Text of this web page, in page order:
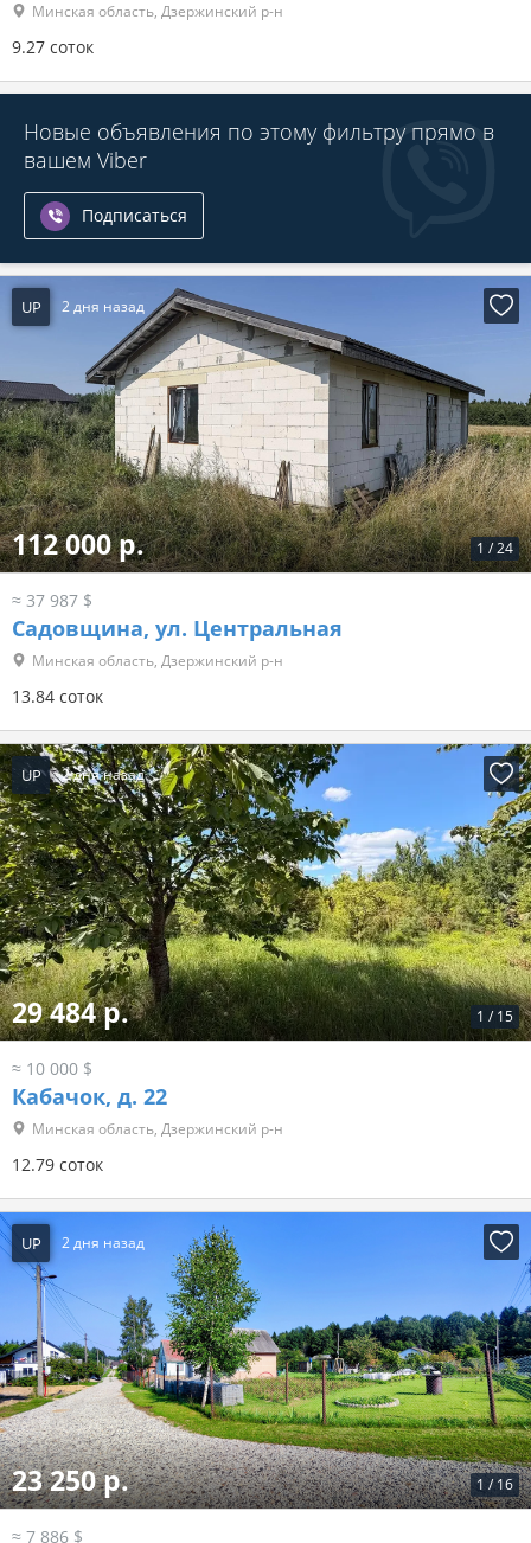
Минская область, Дзержинский р-н
9.27 соток
Новые объявления по этому фильтру прямо в
вашем Viber
Подписаться
UP 2 дня назад
1 /24
112 000 р.
≈ 37 987 $
Садовщина, ул. Центральная
Минская область, Дзержинский р-н
13.84 соток
UP 2 дня назад
1 / 15
29 484 р.
≈ 10 000 $
Кабачок, д. 22
Минская область, Дзержинский р-н
12.79 соток
UP 2 дня назад
1 / 16
23 250 р.
≈ 7 886 $